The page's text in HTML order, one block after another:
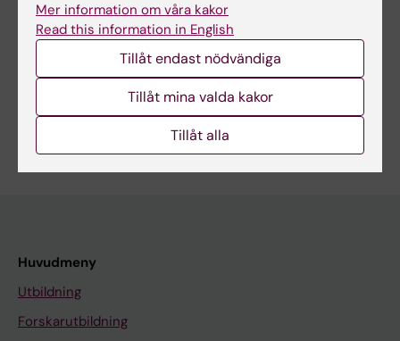
Verksamhetsrelationer, IT-forskningsstöd och tjänster
Är du Daniel Ståhl?
Huvudmeny
Utbildning
Forskarutbildning
Mer information om våra kakor
Read this information in English
Tillåt endast nödvändiga
Tillåt mina valda kakor
Tillåt alla